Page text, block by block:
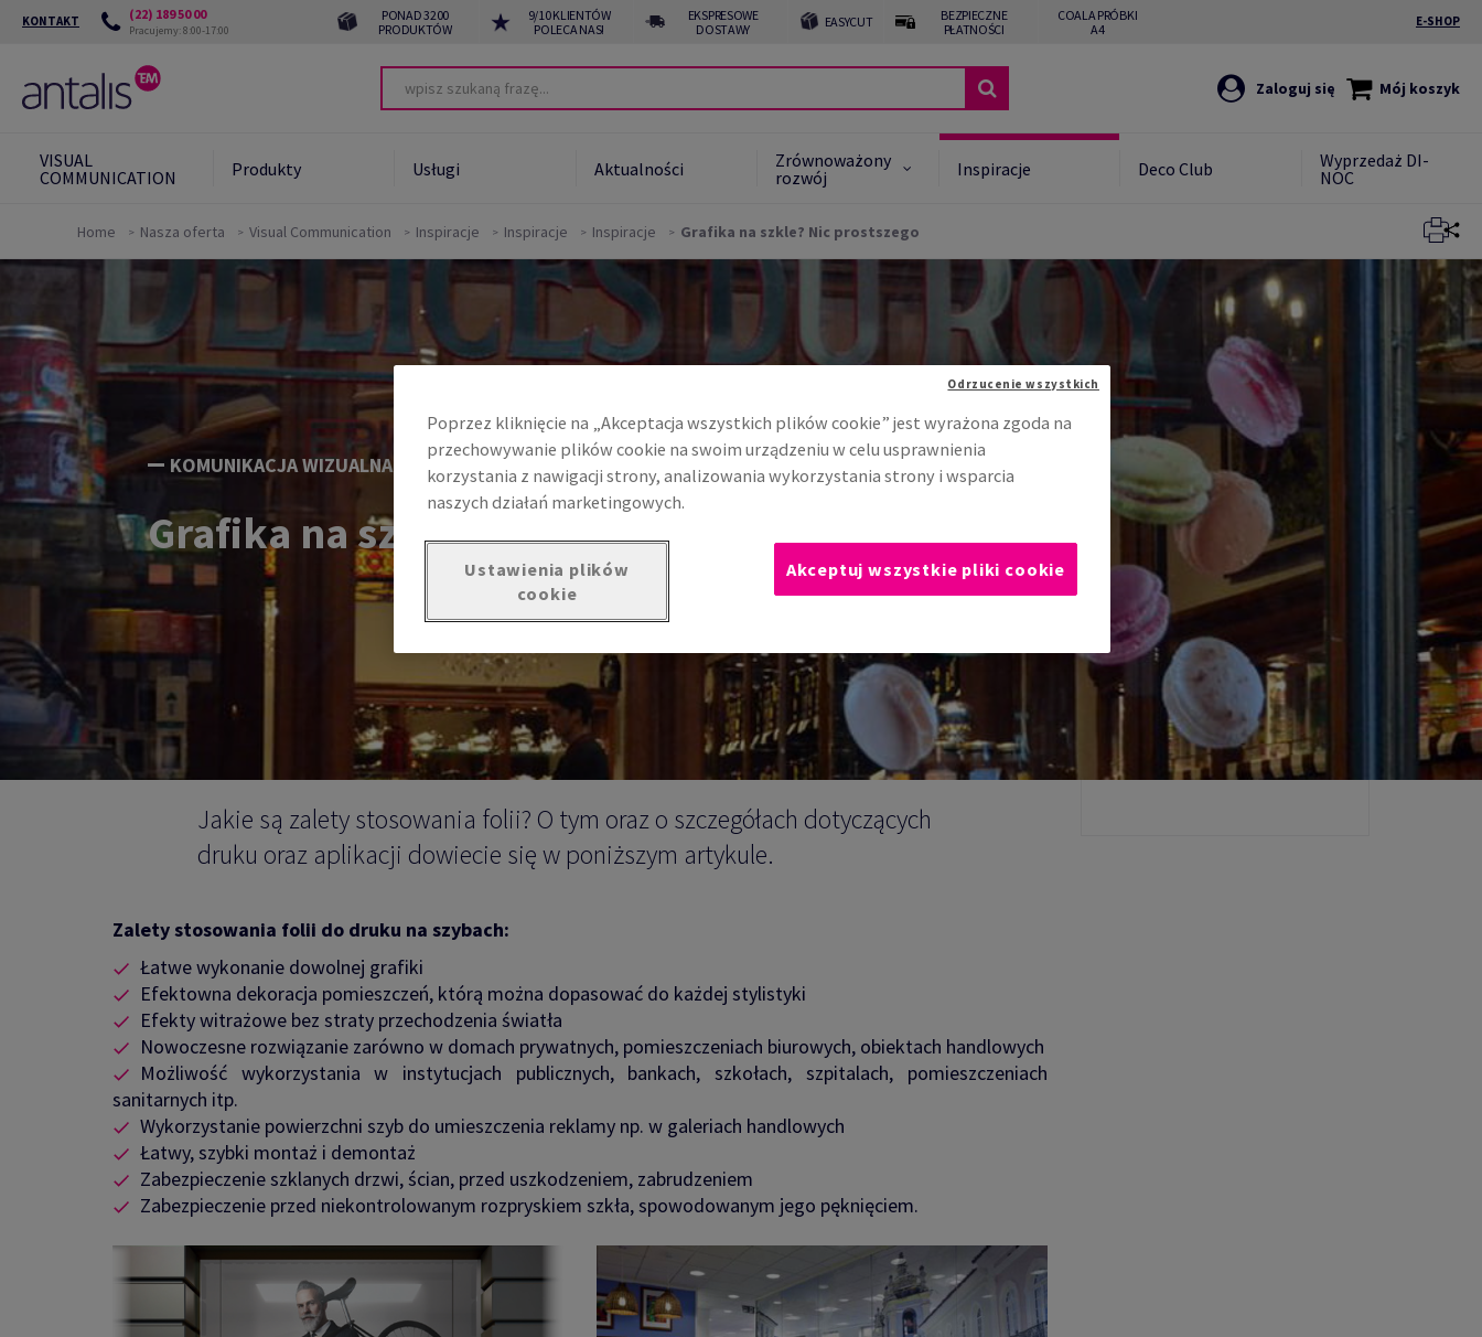
KONTAKT (22) 189 50 00
Pracujemy: 8:00-17:00
PONAD 3200
PRODUKTÓW
9/10 KLIENTÓW
POLECA NAS!
EKSPRESOWE
DOSTAWY
EASYCUT
BEZPIECZNE
PŁATNOŚCI
COALA PRÓBKI
A4
E-SHOP
Zaloguj się Mój koszyk
VISUAL
COMMUNICATION
Produkty Usługi Aktualności
Zrównoważony
rozwój
Inspiracje Deco Club
Wyprzedaż DI-
NOC
Zrównoważony
rozwój
Green Star System™
Zrównoważone alternatywy
Zrównoważony rozwój -
Home Nasza oferta Visual Communication Inspiracje Inspiracje Inspiracje Grafika na szkle? Nic prostszego
KOMUNIKACJA WIZUALNA, APLIKACJE
Grafika na szkle? Nic prostszego
Jakie są zalety stosowania folii? O tym oraz o szczegółach dotyczących
druku oraz aplikacji dowiecie się w poniższym artykule.
Zalety stosowania folii do druku na szybach:
Łatwe wykonanie dowolnej grafiki
Efektowna dekoracja pomieszczeń, którą można dopasować do każdej stylistyki
Efekty witrażowe bez straty przechodzenia światła
Nowoczesne rozwiązanie zarówno w domach prywatnych, pomieszczeniach biurowych, obiektach handlowych
Możliwość wykorzystania w instytucjach publicznych, bankach, szkołach, szpitalach, pomieszczeniach
sanitarnych itp.
Wykorzystanie powierzchni szyb do umieszczenia reklamy np. w galeriach handlowych
Łatwy, szybki montaż i demontaż
Zabezpieczenie szklanych drzwi, ścian, przed uszkodzeniem, zabrudzeniem
Zabezpieczenie przed niekontrolowanym rozpryskiem szkła, spowodowanym jego pęknięciem.
Poprzez kliknięcie na „Akceptacja wszystkich plików cookie” jest wyrażona zgoda na
przechowywanie plików cookie na swoim urządzeniu w celu usprawnienia
korzystania z nawigacji strony, analizowania wykorzystania strony i wsparcia
naszych działań marketingowych.
Ustawienia plików
cookie
Odrzucenie wszystkich
Akceptuj wszystkie pliki cookie